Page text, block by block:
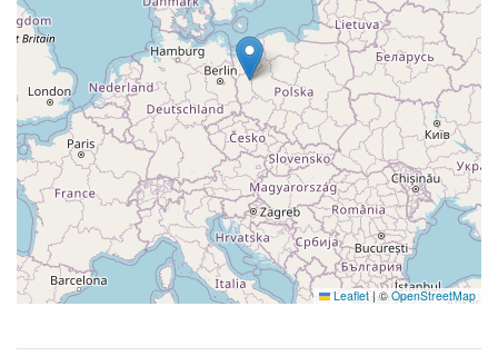
Leaflet |©OpenStreetMap